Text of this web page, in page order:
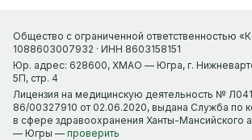
Общество с ограниченной ответственностью
1088603007932 · ИНН 8603158151
Юр. адрес: 628600, ХМАО — Югра, г.
5П, стр. 4
Лицензия на медицинскую деятельность №
86/00327910 от 02.06.2020, выдана Служба по
в сфере здравоохранения Ханты-Мансийского
— Югры — проверить